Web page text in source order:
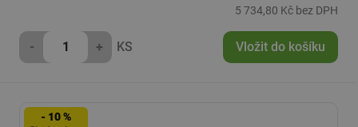
5 734,80 Kč bez DPH
- + KS Vložit do košíku
- 10 %